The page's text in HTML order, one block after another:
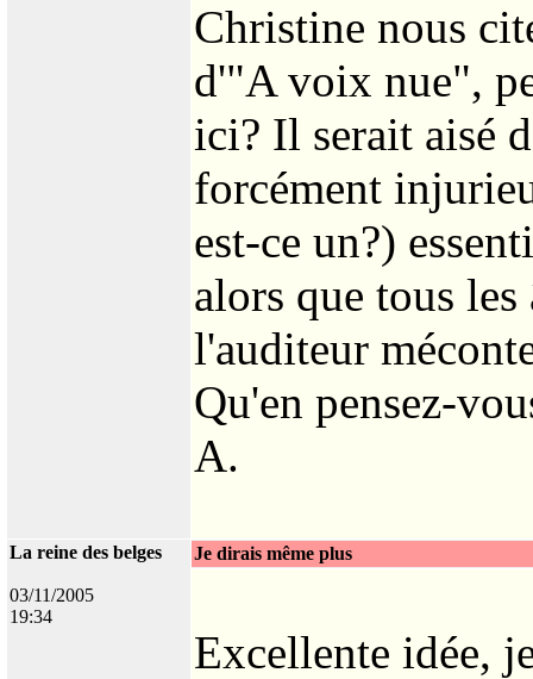
Christine nous
d'"A voix nue",
ici? Il serait aisé
forcément
est-ce un?)
alors que tous les
l'auditeur
Qu'en pensez-
A.
La reine des belges
03/11/2005
19:34
Je dirais même plus
Excellente idée,